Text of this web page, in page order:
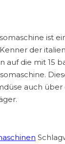
ist
der
auf die mit 15
auch über